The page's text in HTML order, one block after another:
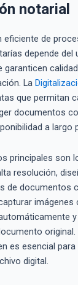
notarial
eficiente de
depende del
garanticen
La
que permitan
documentos
a largo
principales son
resolución,
de documentos
imágenes
original.
es esencial
digital.